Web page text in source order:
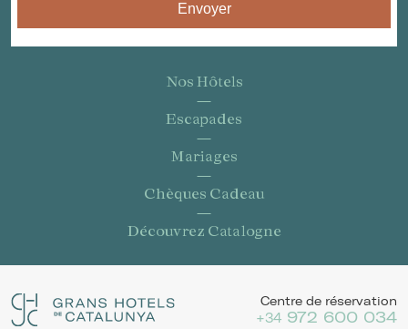
Envoyer
Nos Hôtels
Escapades
Mariages
Chèques Cadeau
Découvrez Catalogne
Centre de réservation
+34 972 600 034